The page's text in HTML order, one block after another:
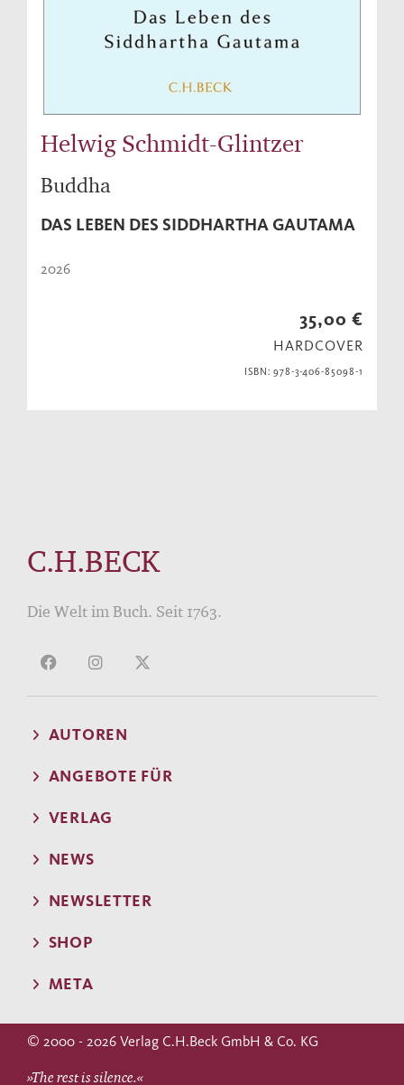
Helwig Schmidt-Glintzer
Buddha
DAS LEBEN DES SIDDHARTHA GAUTAMA
2026
35,00 €
HARDCOVER
ISBN: 978-3-406-85098-1
C.H.BECK
Die Welt im Buch. Seit 1763.
AUTOREN
ANGEBOTE FÜR
VERLAG
NEWS
NEWSLETTER
SHOP
META
© 2000 - 2026 Verlag C.H.Beck GmbH & Co. KG
»The rest is silence.«